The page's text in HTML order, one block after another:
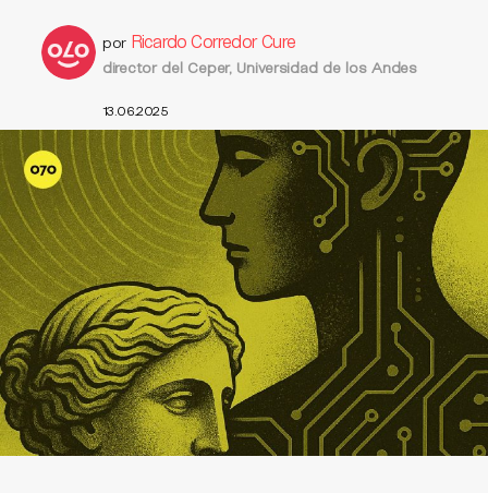
por Ricardo Corredor Cure
director del Ceper, Universidad de los Andes
13.06.2025